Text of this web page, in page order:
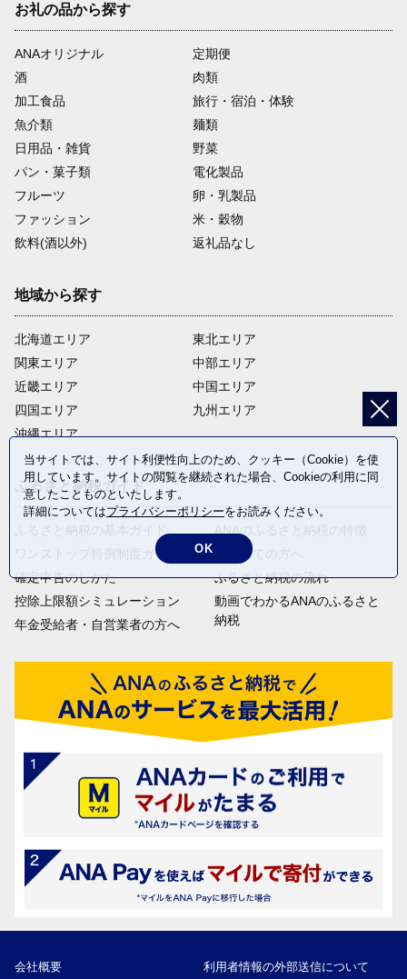
お礼の品から探す
ANAオリジナル
定期便
酒
肉類
加工食品
旅行・宿泊・体験
魚介類
麺類
日用品・雑貨
野菜
パン・菓子類
電化製品
フルーツ
卵・乳製品
ファッション
米・穀物
飲料(酒以外)
返礼品なし
地域から探す
北海道エリア
関東エリア
近畿エリア
四国エリア
沖縄エリア
東北エリア
中部エリア
中国エリア
九州エリア
ふるさと納税ガイド
ふるさと納税の基本ガイド
ワンストップ特例制度ガイド
確定申告のしかた
控除上限額シミュレーション
年金受給者・自営業者の方へ
ANAのふるさと納税の特徴
はじめての方へ
ふるさと納税の流れ
動画でわかるANAのふるさと
納税
会社概要 利用者情報の外部送信について
当サイトでは、サイト利便性向上のため、クッキー（Cookie）を使
用しています。サイトの閲覧を継続された場合、Cookieの利用に同
意したことものといたします。
詳細についてはプライバシーポリシーをお読みください。
OK